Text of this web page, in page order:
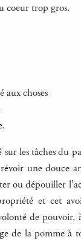
coeur trop gros.
aux choses
les tâches du
une douce
ou dépouiller
et cet
de pouvoir,
de la pomme à